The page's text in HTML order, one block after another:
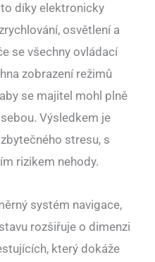
díky elektronicky
osvětlení a
se všechny ovládací
zobrazení režimů
se majitel mohl plně
Výsledkem je
stresu, s
rizikem nehody.
systém navigace,
rozšiřuje o dimenzi
který dokáže